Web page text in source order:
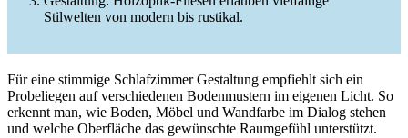
Stilwelten von modern bis rustikal.
Für eine stimmige Schlafzimmer Gestaltung empfiehlt sich ein
Probeliegen auf verschiedenen Bodenmustern im eigenen Licht. So
erkennt man, wie Boden, Möbel und Wandfarbe im Dialog stehen
und welche Oberfläche das gewünschte Raumgefühl unterstützt.